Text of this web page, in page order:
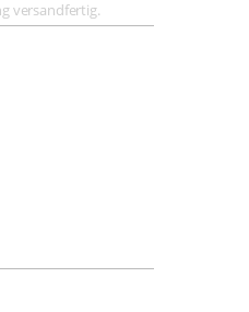
versandfertig.